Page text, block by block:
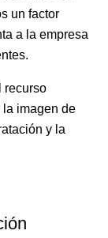
un factor
a la empresa
recurso
la imagen de
y la